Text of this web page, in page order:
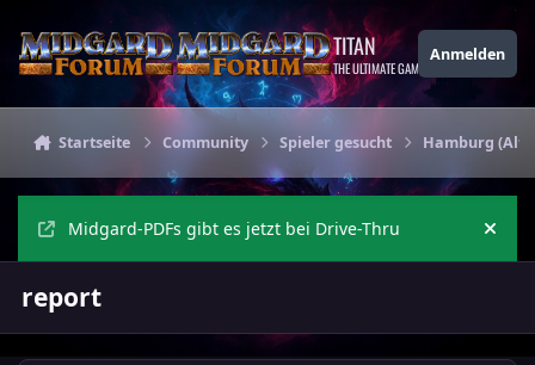
TITAN
THE ULTIMATE GAMING THEME
Anmelden
Startseite Community Spieler gesucht Hamburg
Midgard-PDFs gibt es jetzt bei Drive-Thru
report